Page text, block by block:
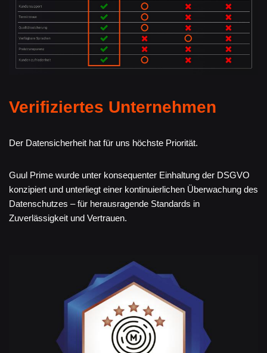
Verifiziertes Unternehmen
Der Datensicherheit hat für uns höchste Priorität.
Guul Prime wurde unter konsequenter Einhaltung der DSGVO
konzipiert und unterliegt einer kontinuierlichen Überwachung des
Datenschutzes – für herausragende Standards in
Zuverlässigkeit und Vertrauen.